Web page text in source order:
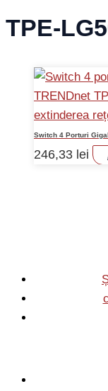
TPE-
Switch 4 Porturi
246,33 lei